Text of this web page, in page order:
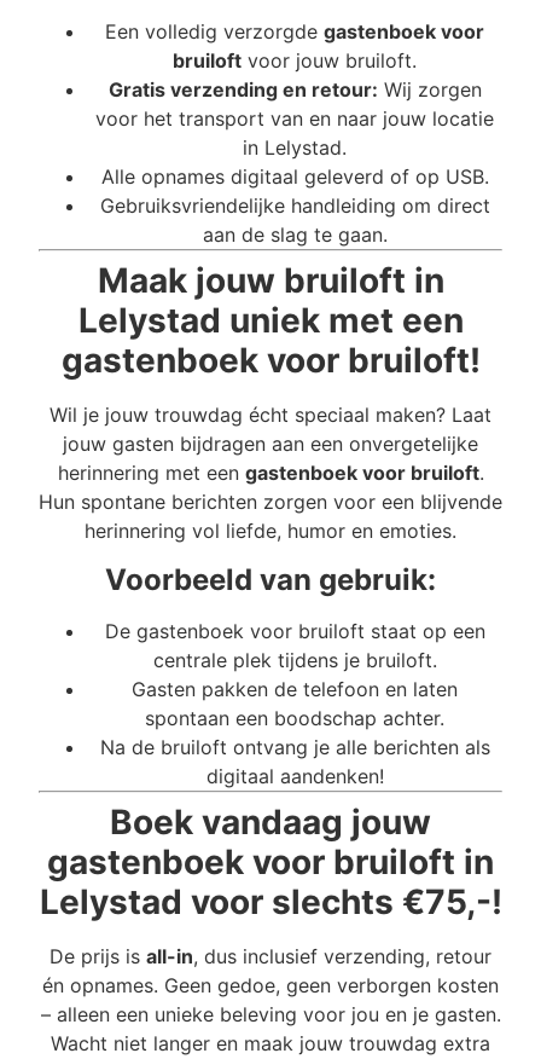
Een volledig verzorgde gastenboek voor
bruiloft voor jouw bruiloft.
Gratis verzending en retour: Wij zorgen
voor het transport van en naar jouw locatie
in Lelystad.
Alle opnames digitaal geleverd of op USB.
Gebruiksvriendelijke handleiding om direct
aan de slag te gaan.
Maak jouw bruiloft in
Lelystad uniek met een
gastenboek voor bruiloft!
Wil je jouw trouwdag écht speciaal maken? Laat
jouw gasten bijdragen aan een onvergetelijke
herinnering met een gastenboek voor bruiloft.
Hun spontane berichten zorgen voor een blijvende
herinnering vol liefde, humor en emoties.
Voorbeeld van gebruik:
De gastenboek voor bruiloft staat op een
centrale plek tijdens je bruiloft.
Gasten pakken de telefoon en laten
spontaan een boodschap achter.
Na de bruiloft ontvang je alle berichten als
digitaal aandenken!
Boek vandaag jouw
gastenboek voor bruiloft in
Lelystad voor slechts €75,-!
De prijs is all-in, dus inclusief verzending, retour
én opnames. Geen gedoe, geen verborgen kosten
– alleen een unieke beleving voor jou en je gasten.
Wacht niet langer en maak jouw trouwdag extra